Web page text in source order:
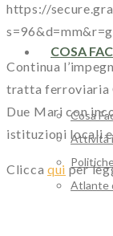
COSA
Cosa
Attività
Atlante
https://
s=96&d=mm&r=g
Continua
tratta ferroviaria
Due Mari con
istituzioni locali
Clicca qui per